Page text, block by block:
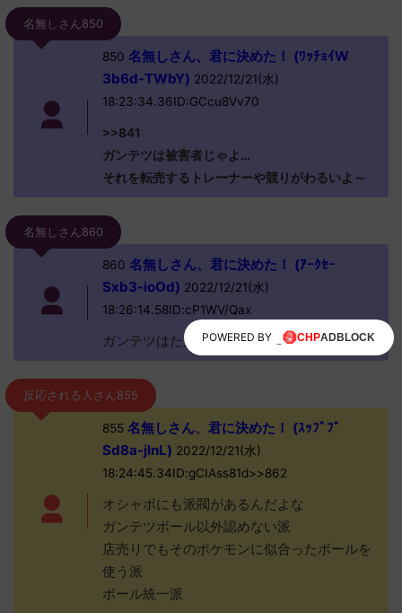
名無しさん850
850 名無しさん、君に決めた！ (ﾜｯﾁｮｲW
3b6d-TWbY) 2022/12/21(水)
18:23:34.36ID:GCcu8Vv70
>>841
ガンテツは被害者じゃよ…
それを転売するトレーナーや競りがわるいよ～
名無しさん860
860 名無しさん、君に決めた！ (ｱｰｸｾｰ
Sxb3-ioOd) 2022/12/21(水)
18:26:14.58ID:cP1WV/Qax
ガンテツはただで作ってたからな
反応される人さん855
855名無しさん、君に決めた！ (ｽｯﾌﾟﾌﾟ
Sd8a-jlnL) 2022/12/21(水)
18:24:45.34ID:gCIAss81d>>862
オシャボにも派閥があるんだよな
ガンテツボール以外認めない派
店売りでもそのポケモンに似合ったボールを
使う派
ボール統一派
POWERED BY